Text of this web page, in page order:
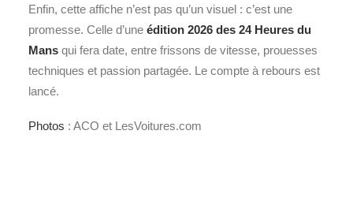
Enfin, cette affiche n’est pas qu’un visuel : c’est une
promesse. Celle d’une édition 2026 des 24 Heures du
Mans qui fera date, entre frissons de vitesse, prouesses
techniques et passion partagée. Le compte à rebours est
lancé.
Photos : ACO et LesVoitures.com